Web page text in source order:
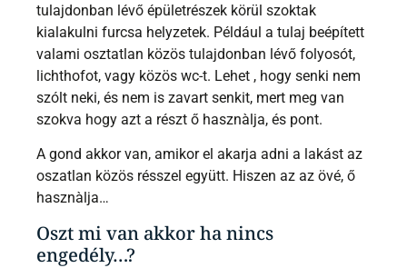
tulajdonban lévő épületrészek körül szoktak
kialakulni furcsa helyzetek. Például a tulaj beépített
valami osztatlan közös tulajdonban lévő folyosót,
lichthofot, vagy közös wc-t. Lehet , hogy senki nem
szólt neki, és nem is zavart senkit, mert meg van
szokva hogy azt a részt ő hasznàlja, és pont.
A gond akkor van, amikor el akarja adni a lakást az
oszatlan közös résszel együtt. Hiszen az az övé, ő
hasznàlja…
Oszt mi van akkor ha nincs
engedély…?